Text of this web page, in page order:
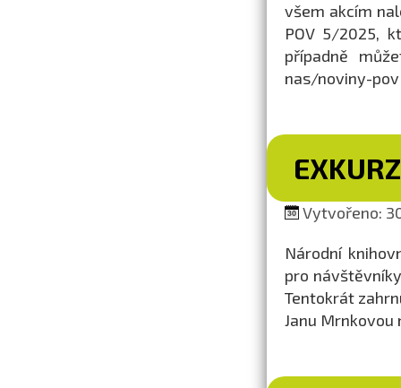
všem akcím
POV 5/2025,
případně
nas/noviny-pov
Vytvořeno:
Národní
pro
Tentokrát
Janu Mrnkovou